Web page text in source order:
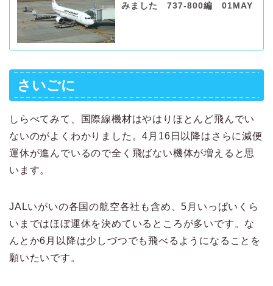
みました 737-800編 01MAY
さいごに
しらべてみて、国際線機材はやはりほとんど飛んでい
ないのがよくわかりました。4月16日以降はさらに減便
運休が進んでいるので全く飛ばない機体が増えると思
います。
JALいがいの各国の航空各社も含め、5月いっぱいくら
いまではほぼ運休を決めているところが多いです。な
んとか6月以降は少しづつでも飛べるようになることを
願いたいです。